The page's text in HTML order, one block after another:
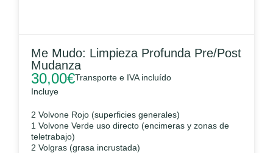
Me Mudo: Limpieza Profunda Pre/Post
Mudanza
30,00€Transporte e IVA incluído
Incluye
2 Volvone Rojo (superficies generales)
1 Volvone Verde uso directo (encimeras y zonas de
teletrabajo)
2 Volgras (grasa incrustada)